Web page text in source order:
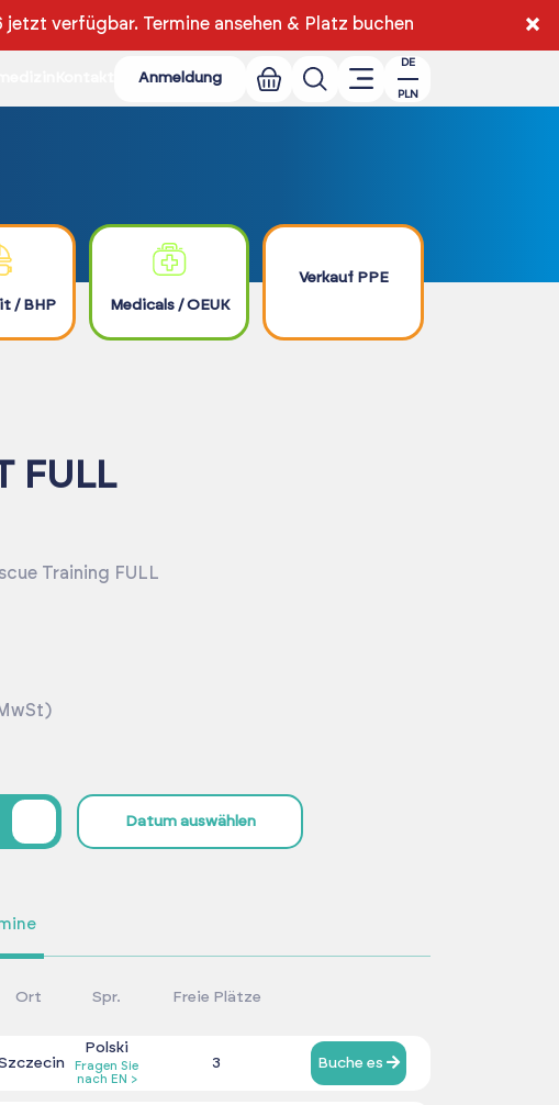
jetzt verfügbar. Termine ansehen & Platz buchen ×
Anmeldung
DE
PLN
/ BHP Medicals / OEUK
Verkauf PPE
FULL
Training FULL
Datum auswählen
Ort Spr. Freie Plätze
Polski
Fragen Sie
nach EN >
3 Buche es